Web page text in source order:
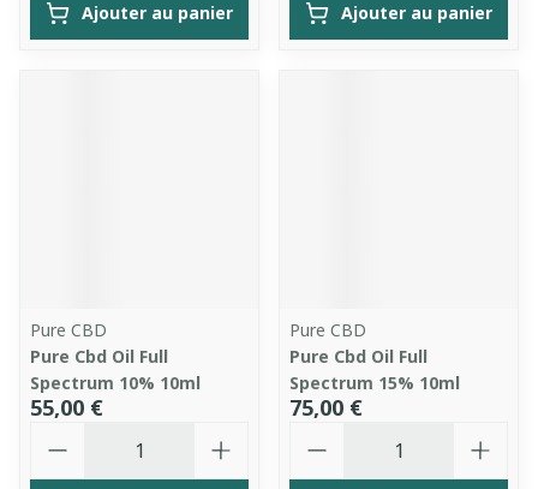
Ajouter au panier Ajouter au panier
Pure CBD
Pure Cbd Oil Full
Spectrum 10% 10ml
55,00 €
Pure CBD
Pure Cbd Oil Full
Spectrum 15% 10ml
75,00 €